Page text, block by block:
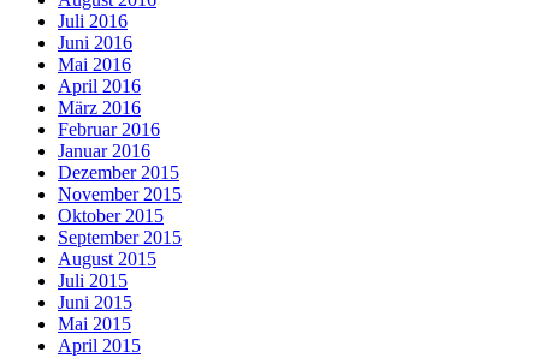
Juli 2016
Juni 2016
Mai 2016
April 2016
März 2016
Februar 2016
Januar 2016
Dezember 2015
November 2015
Oktober 2015
September 2015
August 2015
Juli 2015
Juni 2015
Mai 2015
April 2015